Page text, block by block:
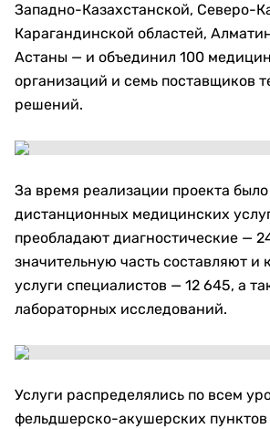
Западно-Казахстанской, Северо-
Карагандинской областей,
Астаны — и объединил 100
организаций и семь поставщиков
решений.
За время реализации проекта
дистанционных медицинских
преобладают диагностические —
значительную часть составляют и
услуги специалистов — 12 645, а
лабораторных исследований.
Услуги распределялись по всем
фельдшерско-акушерских